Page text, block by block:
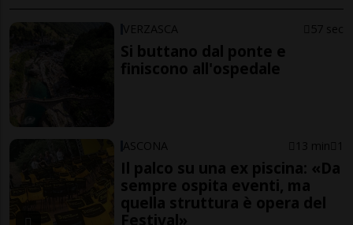
VERZASCA 57 sec
Si buttano dal ponte e
finiscono all'ospedale
ASCONA 13 min 1
Il palco su una ex piscina: «Da
sempre ospita eventi, ma
quella struttura è opera del
Festival»